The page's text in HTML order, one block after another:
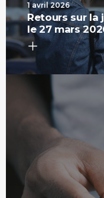
1 avril 2026
Retours sur
le 27 mars